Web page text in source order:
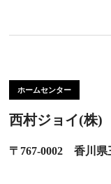
ホームセンター
西村ジョイ(株
〒767-0002 香川県